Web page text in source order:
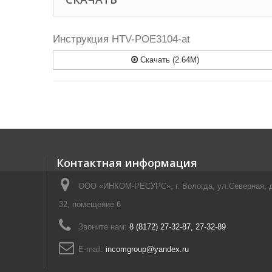
Инструкция HTV-POE3104-at
Скачать (2.64M)
Контактная информация
ООО «ИНКОМ-РЕСУРС», г. Вологда, ул.Северная,
32, помещение 6
Звоните нам: 8 (8172) 27-32-87, 27-32-89
E-mail: incomgroup@yandex.ru